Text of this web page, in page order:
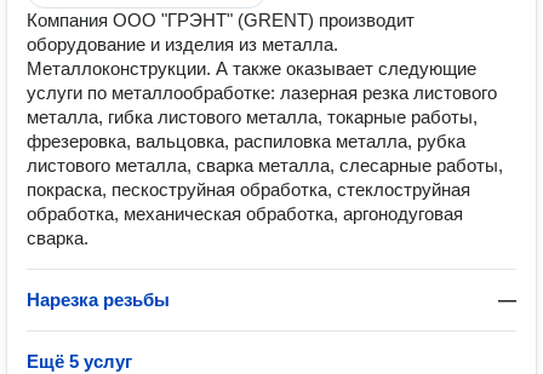
Компания ООО "ГРЭНТ" (GRENT) производит
оборудование и изделия из металла.
Металлоконструкции. А также оказывает следующие
услуги по металлообработке: лазерная резка листового
металла, гибка листового металла, токарные работы,
фрезеровка, вальцовка, распиловка металла, рубка
листового металла, сварка металла, слесарные работы,
покраска, пескоструйная обработка, стеклоструйная
обработка, механическая обработка, аргонодуговая
сварка.
Нарезка резьбы —
Ещё 5 услуг